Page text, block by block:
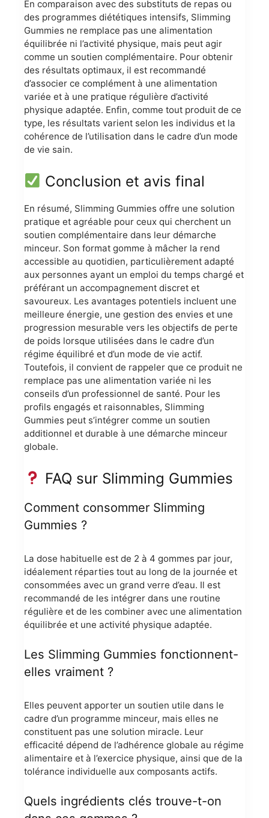
En comparaison avec des substituts de repas ou
des programmes diététiques intensifs, Slimming
Gummies ne remplace pas une alimentation
équilibrée ni l’activité physique, mais peut agir
comme un soutien complémentaire. Pour obtenir
des résultats optimaux, il est recommandé
d’associer ce complément à une alimentation
variée et à une pratique régulière d’activité
physique adaptée. Enfin, comme tout produit de ce
type, les résultats varient selon les individus et la
cohérence de l’utilisation dans le cadre d’un mode
de vie sain.
Conclusion et avis final
En résumé, Slimming Gummies offre une solution
pratique et agréable pour ceux qui cherchent un
soutien complémentaire dans leur démarche
minceur. Son format gomme à mâcher la rend
accessible au quotidien, particulièrement adapté
aux personnes ayant un emploi du temps chargé et
préférant un accompagnement discret et
savoureux. Les avantages potentiels incluent une
meilleure énergie, une gestion des envies et une
progression mesurable vers les objectifs de perte
de poids lorsque utilisées dans le cadre d’un
régime équilibré et d’un mode de vie actif.
Toutefois, il convient de rappeler que ce produit ne
remplace pas une alimentation variée ni les
conseils d’un professionnel de santé. Pour les
profils engagés et raisonnables, Slimming
Gummies peut s’intégrer comme un soutien
additionnel et durable à une démarche minceur
globale.
FAQ sur Slimming Gummies
Comment consommer Slimming
Gummies ?
La dose habituelle est de 2 à 4 gommes par jour,
idéalement réparties tout au long de la journée et
consommées avec un grand verre d’eau. Il est
recommandé de les intégrer dans une routine
régulière et de les combiner avec une alimentation
équilibrée et une activité physique adaptée.
Les Slimming Gummies fonctionnent-
elles vraiment ?
Elles peuvent apporter un soutien utile dans le
cadre d’un programme minceur, mais elles ne
constituent pas une solution miracle. Leur
efficacité dépend de l’adhérence globale au régime
alimentaire et à l’exercice physique, ainsi que de la
tolérance individuelle aux composants actifs.
Quels ingrédients clés trouve-t-on